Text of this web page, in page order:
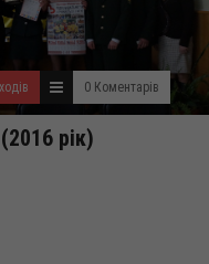
0 Коментарів
рік)